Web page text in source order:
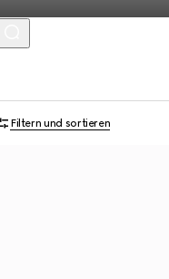
Filtern und sortieren